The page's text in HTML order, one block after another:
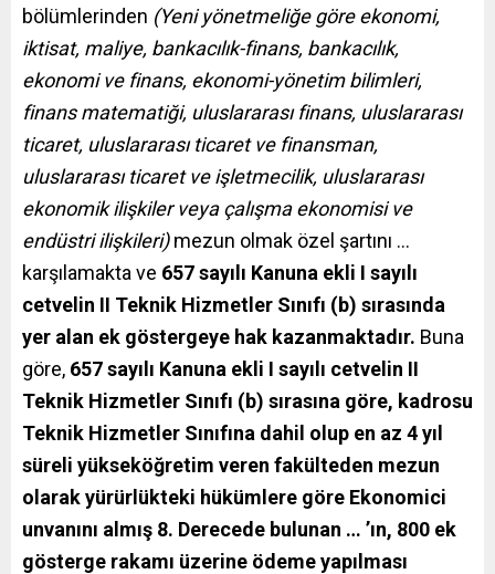
bölümlerinden (Yeni yönetmeliğe göre ekonomi,
iktisat, maliye, bankacılık-finans, bankacılık,
ekonomi ve finans, ekonomi-yönetim bilimleri,
finans matematiği, uluslararası finans, uluslararası
ticaret, uluslararası ticaret ve finansman,
uluslararası ticaret ve işletmecilik, uluslararası
ekonomik ilişkiler veya çalışma ekonomisi ve
endüstri ilişkileri)mezun olmak özel şartını …
karşılamakta ve 657 sayılı Kanuna ekli I sayılı
cetvelin II Teknik Hizmetler Sınıfı (b) sırasında
yer alan ek göstergeye hak kazanmaktadır. Buna
göre, 657 sayılı Kanuna ekli I sayılı cetvelin II
Teknik Hizmetler Sınıfı (b) sırasına göre, kadrosu
Teknik Hizmetler Sınıfına dahil olup en az 4 yıl
süreli yükseköğretim veren fakülteden mezun
olarak yürürlükteki hükümlere göre Ekonomici
unvanını almış 8. Derecede bulunan … ’ın, 800 ek
gösterge rakamı üzerine ödeme yapılması